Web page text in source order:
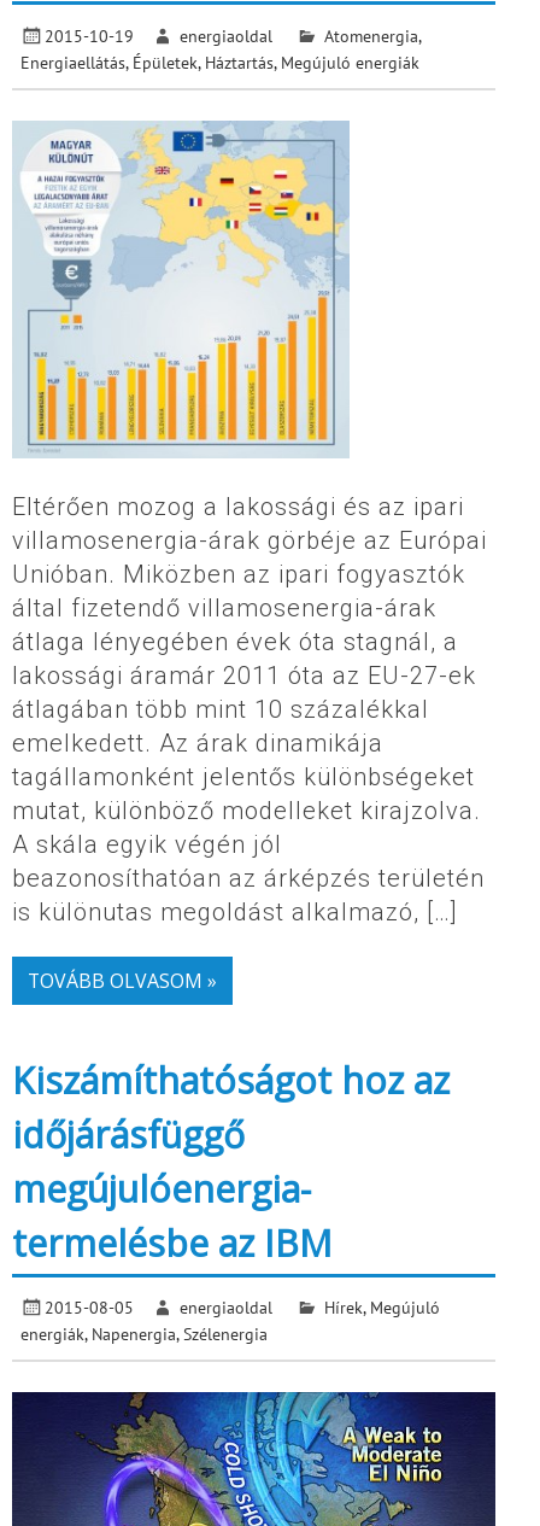
2015-10-19 energiaoldal Atomenergia,
Energiaellátás, Épületek, Háztartás, Megújuló energiák
Eltérően mozog a lakossági és az ipari
villamosenergia-árak görbéje az Európai
Unióban. Miközben az ipari fogyasztók
által fizetendő villamosenergia-árak
átlaga lényegében évek óta stagnál, a
lakossági áramár 2011 óta az EU-27-ek
átlagában több mint 10 százalékkal
emelkedett. Az árak dinamikája
tagállamonként jelentős különbségeket
mutat, különböző modelleket kirajzolva.
A skála egyik végén jól
beazonosíthatóan az árképzés területén
is különutas megoldást alkalmazó, […]
TOVÁBB OLVASOM »
Kiszámíthatóságot hoz az
időjárásfüggő
megújulóenergia-
termelésbe az IBM
2015-08-05 energiaoldal Hírek, Megújuló
energiák, Napenergia,Szélenergia